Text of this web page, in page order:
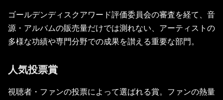
ゴールデンディスクアワード評価委員会の審査を経て、音
源・アルバムの販売量だけでは測れない、アーティストの
多様な功績や専門分野での成果を讃える重要な部門。
人気投票賞
視聴者・ファンの投票によって選ばれる賞。ファンの熱量